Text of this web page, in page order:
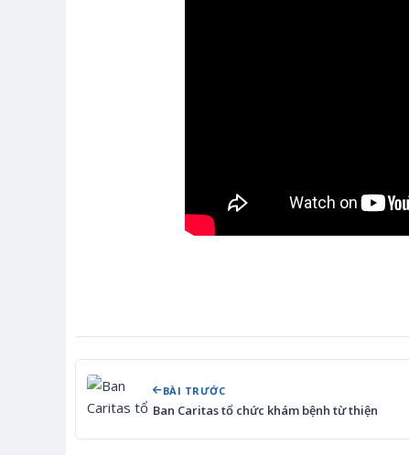
BÀI TRƯỚC
Ban Caritas tổ chức khám bệnh từ thiện